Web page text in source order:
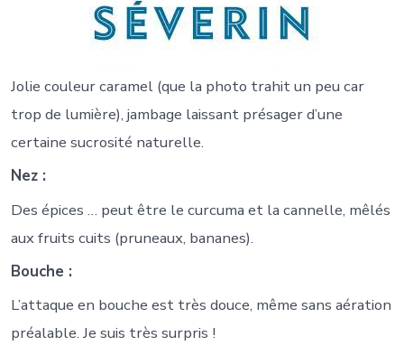
Jolie couleur caramel (que la photo trahit un peu car
trop de lumière), jambage laissant présager d’une
certaine sucrosité naturelle.
Nez :
Des épices … peut être le curcuma et la cannelle, mêlés
aux fruits cuits (pruneaux, bananes).
Bouche :
L’attaque en bouche est très douce, même sans aération
préalable. Je suis très surpris !